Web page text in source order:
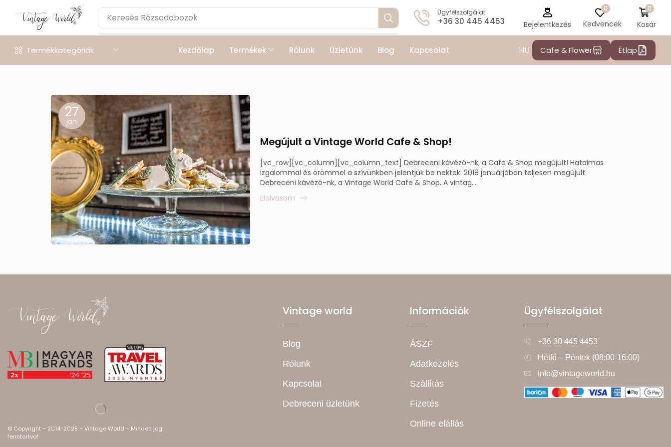
Keresés Rózsadobozok Ügyfélszolgálat
+36 30 445 4453 Bejelentkezés
0
Kedvencek
0
Kosár
Termékkategóriák Kezdőlap Termékek Rólunk Üzletünk Blog Kapcsolat HU Cafe & Flower Étlap
27
jan
Megújult a Vintage World Cafe & Shop!
[vc_row][vc_column][vc_column_text] Debreceni kávézó-nk, a Cafe & Shop megújult! Hatalmas
izgalommal és örömmel a szívünkben jelentjük be nektek: 2018 januárjában teljesen megújult
Debreceni kávézó-nk, a Vintage World Cafe & Shop. A vintag...
Elolvasom
© Copyright – 2014-2025 – Vintage World – Minden jog
fenntartva!
Vintage world
Blog
Rólunk
Kapcsolat
Debreceni üzletünk
Információk
ÁSZF
Adatkezelés
Szállítás
Fizetés
Online elállás
Ügyfélszolgálat
+36 30 445 4453
Hétfő – Péntek (08:00-16:00)
info@vintageworld.hu